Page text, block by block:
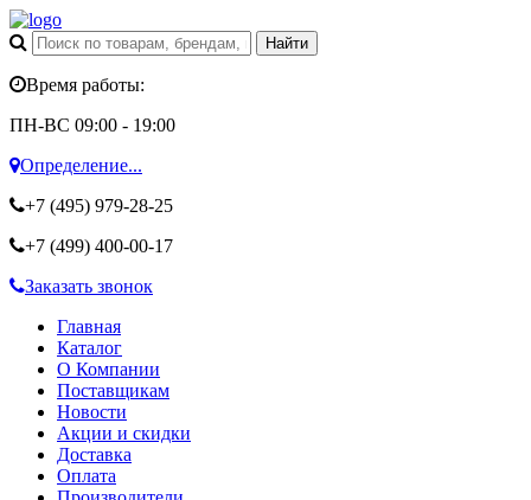
Время работы:
ПН-ВС 09:00 - 19:00
Определение...
+7 (495) 979-28-25
+7 (499) 400-00-17
Заказать звонок
Главная
Каталог
О Компании
Поставщикам
Новости
Акции и скидки
Доставка
Оплата